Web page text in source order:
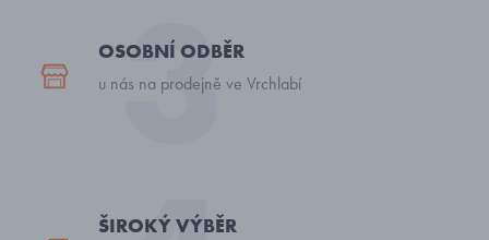
OSOBNÍ ODBĚR
u nás na prodejně ve Vrchlabí
ŠIROKÝ VÝBĚR